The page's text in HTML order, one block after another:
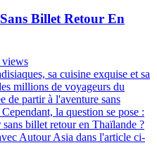
Billet Retour En
views
sa cuisine exquise et sa
millions de voyageurs du
de partir à l'aventure sans
la question se pose :
billet retour en Thaïlande ?
Autour Asia dans l'article ci-